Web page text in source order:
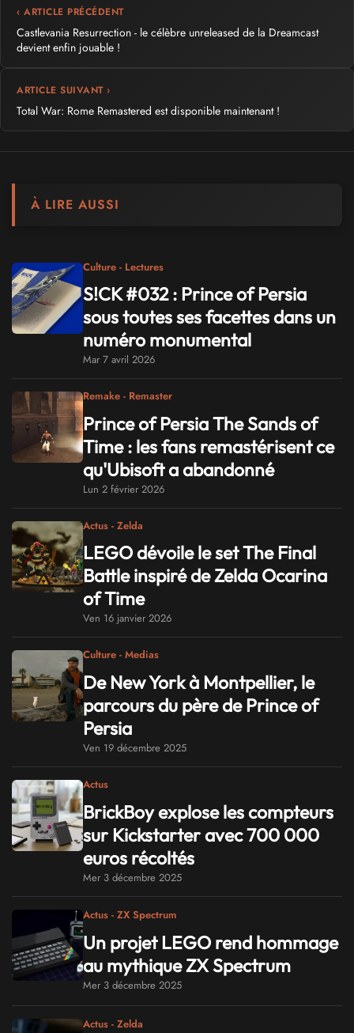
‹ ARTICLE PRÉCÉDENT
Castlevania Resurrection - le célèbre unreleased de la Dreamcast
devient enfin jouable !
ARTICLE SUIVANT ›
Total War: Rome Remastered est disponible maintenant !
À LIRE AUSSI
Culture - Lectures
S!CK #032 : Prince of Persia
sous toutes ses facettes dans un
numéro monumental
Mar 7 avril 2026
Remake - Remaster
Prince of Persia The Sands of
Time : les fans remastérisent ce
qu'Ubisoft a abandonné
Lun 2 février 2026
Actus - Zelda
LEGO dévoile le set The Final
Battle inspiré de Zelda Ocarina
of Time
Ven 16 janvier 2026
Culture - Medias
De New York à Montpellier, le
parcours du père de Prince of
Persia
Ven 19 décembre 2025
Actus
BrickBoy explose les compteurs
sur Kickstarter avec 700 000
euros récoltés
Mer 3 décembre 2025
Actus - ZX Spectrum
Un projet LEGO rend hommage
au mythique ZX Spectrum
Mer 3 décembre 2025
Actus - Zelda